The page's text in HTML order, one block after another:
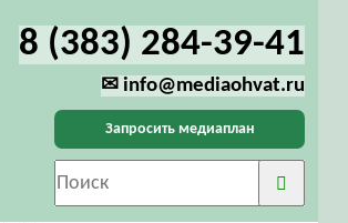
8 (383) 284-39-41
✉ info@mediaohvat.ru
Запросить медиаплан